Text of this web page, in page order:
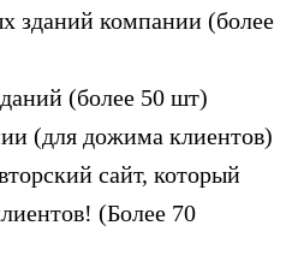
зданий компании (более
(более 50 шт)
(для дожима клиентов)
сайт, который
(Более 70